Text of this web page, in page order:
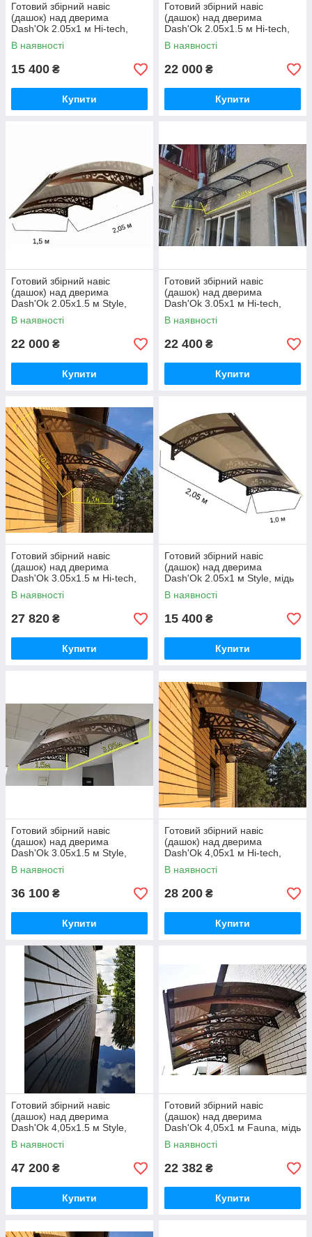
Готовий збірний навіс
(дашок) над дверима
Dash'Ok 2.05x1 м Hi-tech,
мідь антик, кронштейн,
моноліт 3 мм, бронза
В наявності
15 400 ₴
Купити
Готовий збірний навіс
(дашок) над дверима
Dash'Ok 2.05x1.5 м Hi-tech,
мідь антик, кронштейн,
моноліт 3 мм, бронза
В наявності
22 000 ₴
Купити
Готовий збірний навіс
(дашок) над дверима
Dash'Ok 2.05x1.5 м Style,
мідь антик, кронштейн,
моноліт 3 мм, бронза
В наявності
22 000 ₴
Купити
Готовий збірний навіс
(дашок) над дверима
Dash'Ok 3.05x1 м Hi-tech,
мідь антик, моноліт 3 мм,
бронза
В наявності
22 400 ₴
Купити
Готовий збірний навіс
(дашок) над дверима
Dash'Ok 3.05x1.5 м Hi-tech,
темно-сірий, моноліт 3 мм,
бронза
В наявності
27 820 ₴
Купити
Готовий збірний навіс
(дашок) над дверима
Dash'Ok 2.05x1 м Style, мідь
антик, кронштейн, моноліт 3
мм, бронза
В наявності
15 400 ₴
Купити
Готовий збірний навіс
(дашок) над дверима
Dash'Ok 3.05x1.5 м Style,
мідь антик, моноліт 3 мм,
бронзовий
В наявності
36 100 ₴
Купити
Готовий збірний навіс
(дашок) над дверима
Dash'Ok 4,05x1 м Hi-tech,
мідь антик, моноліт 3 мм,
бронзовий
В наявності
28 200 ₴
Купити
Готовий збірний навіс
(дашок) над дверима
Dash'Ok 4,05x1.5 м Style,
мідь антик, моноліт 3 мм,
бронзовий
В наявності
47 200 ₴
Купити
Готовий збірний навіс
(дашок) над дверима
Dash'Ok 4,05x1 м Fauna, мідь
антик, моноліт 3 мм,
бронзовий
В наявності
22 382 ₴
Купити